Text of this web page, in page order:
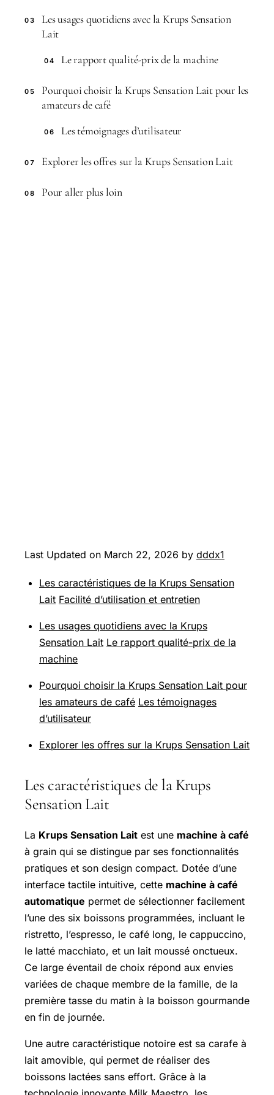
03
Les usages quotidiens avec la Krups Sensation
Lait
04 Le rapport qualité-prix de la machine
05
Pourquoi choisir la Krups Sensation Lait pour les
amateurs de café
06 Les témoignages d’utilisateur
07 Explorer les offres sur la Krups Sensation Lait
08 Pour aller plus loin
Last Updated on March 22, 2026 by dddx1
Les caractéristiques de la Krups Sensation
Lait Facilité d’utilisation et entretien
Les usages quotidiens avec la Krups
Sensation Lait Le rapport qualité-prix de la
machine
Pourquoi choisir la Krups Sensation Lait pour
les amateurs de café Les témoignages
d’utilisateur
Explorer les offres sur la Krups Sensation Lait
Les caractéristiques de la Krups
Sensation Lait
La Krups Sensation Lait est une machine à café
à grain qui se distingue par ses fonctionnalités
pratiques et son design compact. Dotée d’une
interface tactile intuitive, cette machine à café
automatique permet de sélectionner facilement
l’une des six boissons programmées, incluant le
ristretto, l’espresso, le café long, le cappuccino,
le latté macchiato, et un lait moussé onctueux.
Ce large éventail de choix répond aux envies
variées de chaque membre de la famille, de la
première tasse du matin à la boisson gourmande
en fin de journée.
Une autre caractéristique notoire est sa carafe à
lait amovible, qui permet de réaliser des
boissons lactées sans effort. Grâce à la